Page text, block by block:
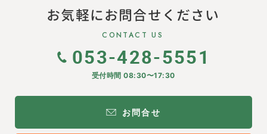
お気軽にお問合せください
CONTACT US
053-428-5551
受付時間 08:30〜17:30
お問合せ